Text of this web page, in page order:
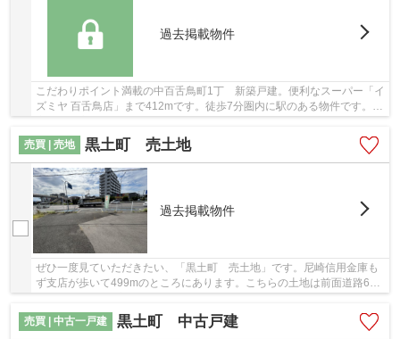
過去掲載物件
こだわりポイント満載の中百舌鳥町1丁 新築戸建。便利なスーパー「イ
ズミヤ 百舌鳥店」まで412mです。徒歩7分圏内に駅のある物件です。お
売買 | 売地
黒土町 売土地
過去掲載物件
ぜひ一度見ていただきたい、「黒土町 売土地」です。尼崎信用金庫も
ず支店が歩いて499mのところにあります。こちらの土地は前面道路6m
売買 | 中古一戸建
黒土町 中古戸建